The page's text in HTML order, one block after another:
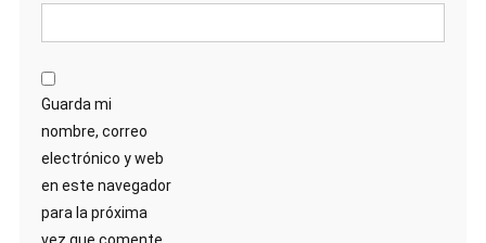
Guarda mi
nombre, correo
electrónico y web
en este navegador
para la próxima